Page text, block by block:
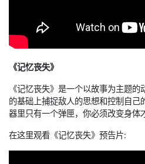
《记忆丧失》
《记忆丧失》是一个以故事为主题
的基础上捕捉敌人的思想和控制自己
器里只有一个弹匣，你必须改变身体
在这里观看《记忆丧失》预告片: